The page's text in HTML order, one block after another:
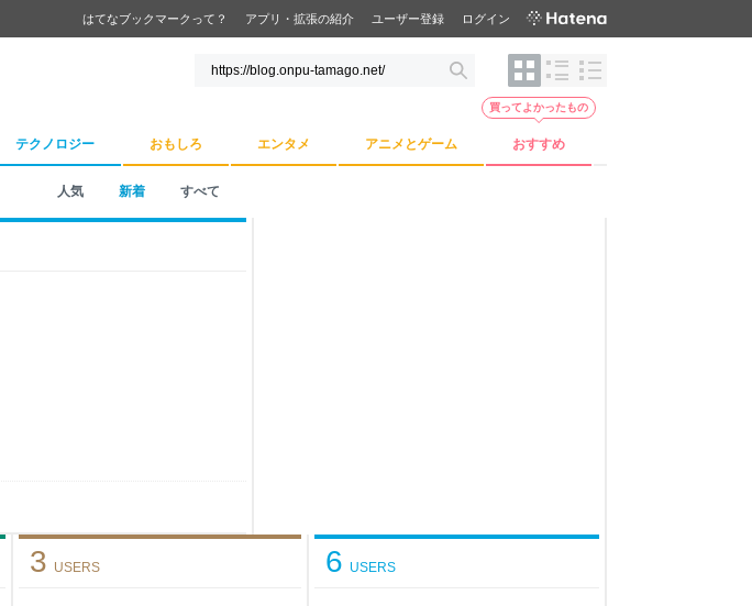
はてなブックマークって？ アプリ・拡張の紹介 ユーザー登録 ログイン
テクノロジー おもしろ エンタメ アニメとゲーム おすすめ
買ってよかったもの
人気 新着 すべて
3 USERS 6 USERS